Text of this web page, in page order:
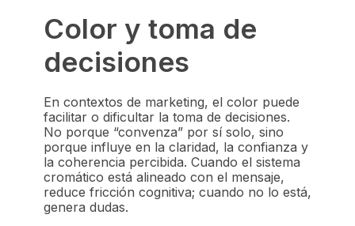
Color y toma de
decisiones
En contextos de marketing, el color puede
facilitar o dificultar la toma de decisiones.
No porque “convenza” por sí solo, sino
porque influye en la claridad, la confianza y
la coherencia percibida. Cuando el sistema
cromático está alineado con el mensaje,
reduce fricción cognitiva; cuando no lo está,
genera dudas.